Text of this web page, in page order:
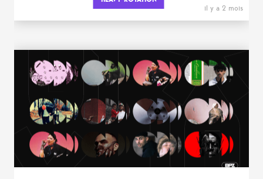
il y a 2 mois